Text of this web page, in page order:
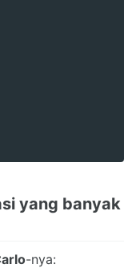
yang banyak
-nya: